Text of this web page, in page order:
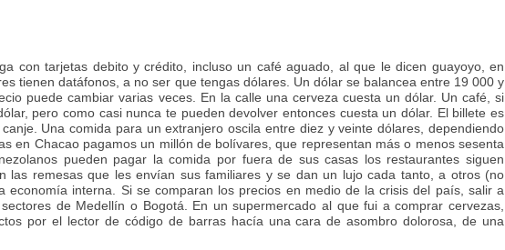
con tarjetas debito y crédito, incluso un café aguado, al que le dicen guayoyo, en
tienen datáfonos, a no ser que tengas dólares. Un dólar se balancea entre 19 000 y
puede cambiar varias veces. En la calle una cerveza cuesta un dólar. Un café, si
pero como casi nunca te pueden devolver entonces cuesta un dólar. El billete es
Una comida para un extranjero oscila entre diez y veinte dólares, dependiendo
en Chacao pagamos un millón de bolívares, que representan más o menos sesenta
pueden pagar la comida por fuera de sus casas los restaurantes siguen
las remesas que les envían sus familiares y se dan un lujo cada tanto, a otros (no
economía interna. Si se comparan los precios en medio de la crisis del país, salir a
de Medellín o Bogotá. En un supermercado al que fui a comprar cervezas,
por el lector de código de barras hacía una cara de asombro dolorosa, de una